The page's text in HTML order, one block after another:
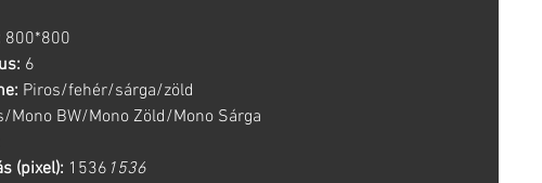
800*800
6
Piros/fehér/sárga/zöld
Mono BW/Mono Zöld/Mono Sárga
(pixel): 1536 1536